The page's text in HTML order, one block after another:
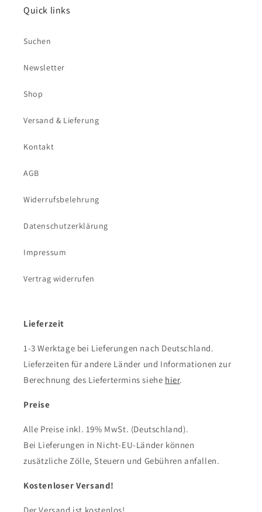
Quick links
Suchen
Newsletter
Shop
Versand & Lieferung
Kontakt
AGB
Widerrufsbelehrung
Datenschutzerklärung
Impressum
Vertrag widerrufen
Lieferzeit
1-3 Werktage bei Lieferungen nach Deutschland.
Lieferzeiten für andere Länder und Informationen zur
Berechnung des Liefertermins siehe hier.
Preise
Alle Preise inkl. 19% MwSt. (Deutschland).
Bei Lieferungen in Nicht-EU-Länder können
zusätzliche Zölle, Steuern und Gebühren anfallen.
Kostenloser Versand!
Der Versand ist kostenlos!